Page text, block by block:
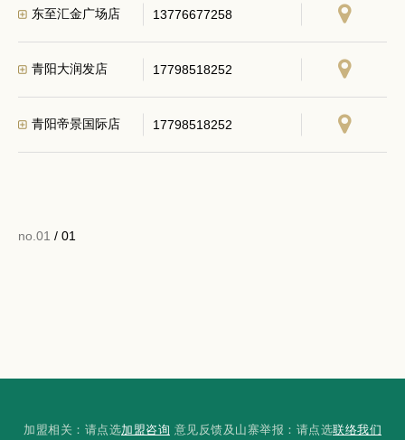
东至汇金广场店 13776677258
青阳大润发店 17798518252
青阳帝景国际店 17798518252
no.01 / 01
加盟相关：请点选加盟咨询 意见反馈及山寨举报：请点选联络我们